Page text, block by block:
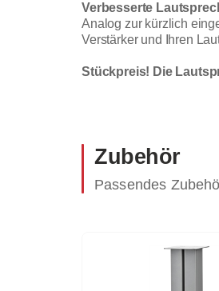
Verbesserte
Analog zur kürzlich
Verstärker und Ihren
Stückpreis! Die
Zubehör
Passendes